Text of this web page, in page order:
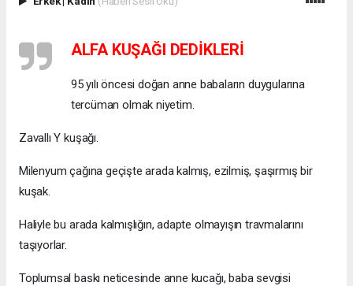
ALFA KUŞAĞI DEDİKLERİ
95 yılı öncesi doğan anne babaların duygularına
tercüman olmak niyetim.
Zavallı Y kuşağı.
Milenyum çağına geçişte arada kalmış, ezilmiş, şaşırmış bir
kuşak.
Haliyle bu arada kalmışlığın, adapte olmayışın travmalarını
taşıyorlar.
Toplumsal baskı neticesinde anne kucağı, baba sevgisi